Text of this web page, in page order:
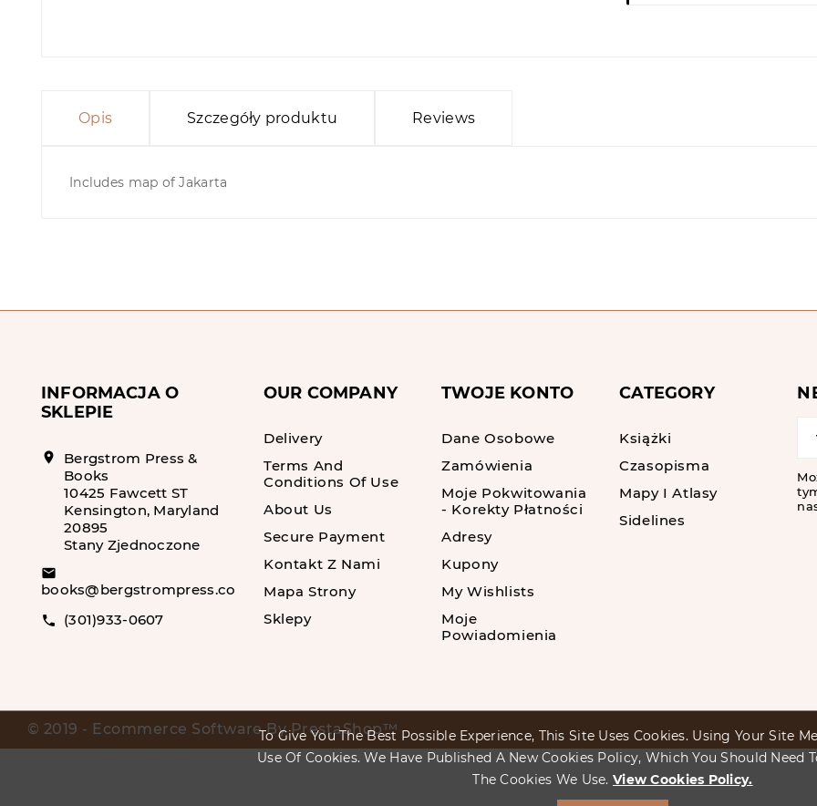
To Give You The Best Possible Experience, This Site Uses Cookies. Using Your Site
Use Of Cookies. We Have Published A New Cookies Policy, Which You Should Need
The Cookies We Use. View Cookies Policy.
Opis Szczegóły produktu Reviews
Includes map of Jakarta
INFORMACJA O
SKLEPIE
location_on
Bergstrom Press &
Books
10425 Fawcett ST
Kensington, Maryland
20895
Stany Zjednoczone
email
books@bergstrompress.com
call (301)933-0607
OUR COMPANY
Delivery
Terms And
Conditions Of Use
About Us
Secure Payment
Kontakt Z Nami
Mapa Strony
Sklepy
TWOJE KONTO
Dane Osobowe
Zamówienia
Moje Pokwitowania
- Korekty Płatności
Adresy
Kupony
My Wishlists
Moje
Powiadomienia
CATEGORY
Książki
Czasopisma
Mapy I Atlasy
Sidelines
© 2019 - Ecommerce Software By PrestaShop™